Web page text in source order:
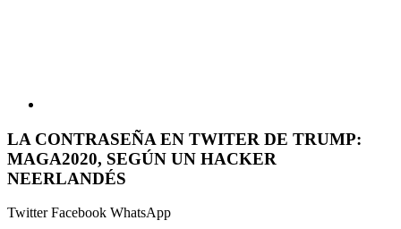
LA CONTRASEÑA EN TWITER DE TRUMP:
MAGA2020, SEGÚN UN HACKER
NEERLANDÉS
TwitterFacebook WhatsApp